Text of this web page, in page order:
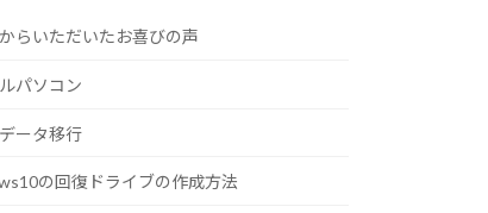
らいただいたお喜びの声
パソコン
ータ移行
の回復ドライブの作成方法